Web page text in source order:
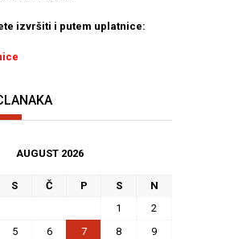
izvršiti i putem uplatnice:
AUGUST 2026
S Č P S
N
1
2
5 6 7 8
9